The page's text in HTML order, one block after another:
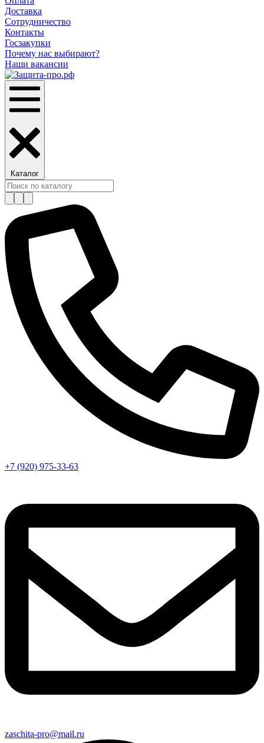
Доставка
Сотрудничество
Контакты
Госзакупки
Почему нас выбирают?
Наши вакансии
Каталог
+7 (920) 975-33-63
zaschita-pro@mail.ru